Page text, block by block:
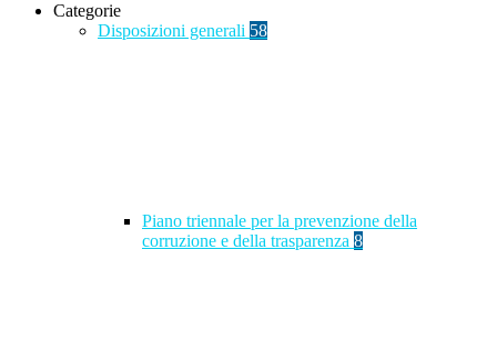
Categorie
Disposizioni generali 58
Piano triennale per la prevenzione della
corruzione e della trasparenza 8